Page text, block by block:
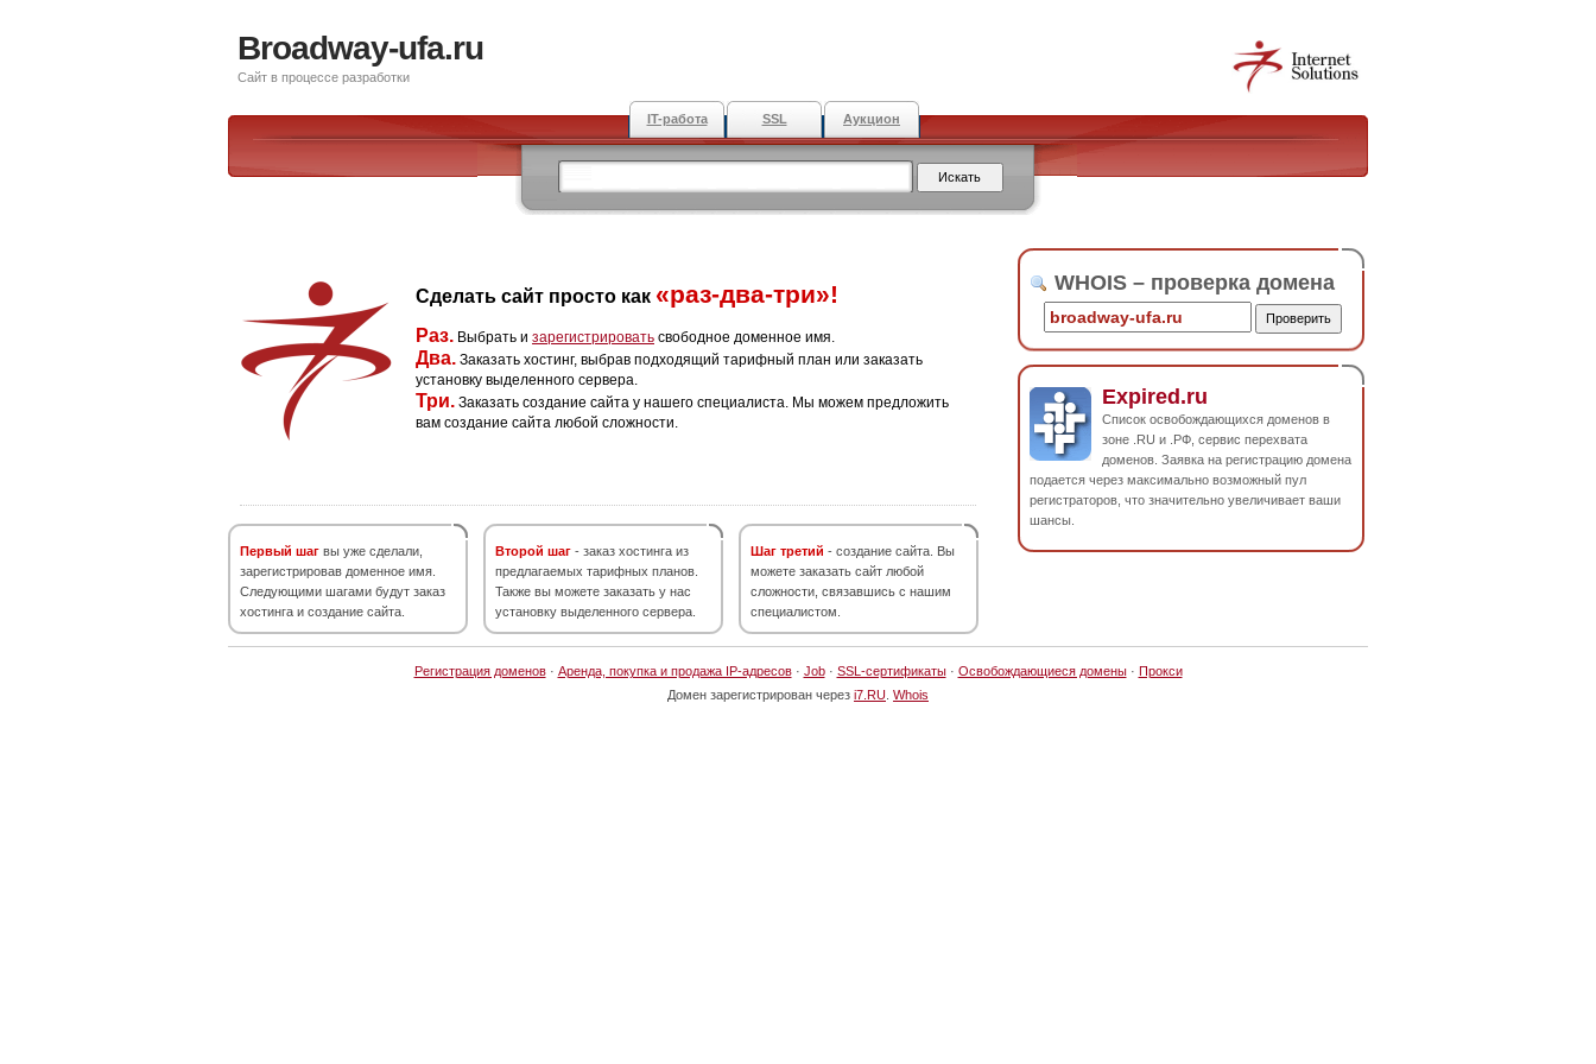
Broadway-ufa.ru
Сайт в процессе разработки
IT-работа SSL Аукцион
Сделать сайт просто как «раз-два-три»!
Раз. Выбрать и зарегистрировать свободное доменное имя.
Два. Заказать хостинг, выбрав подходящий тарифный план или заказать
установку выделенного сервера.
Три. Заказать создание сайта у нашего специалиста. Мы можем предложить
вам создание сайта любой сложности.
Первый шаг вы уже сделали,
зарегистрировав доменное имя.
Следующими шагами будут заказ
хостинга и создание сайта.
Второй шаг - заказ хостинга из
предлагаемых тарифных планов.
Также вы можете заказать у нас
установку выделенного сервера.
Шаг третий - создание сайта. Вы
можете заказать сайт любой
сложности, связавшись с нашим
специалистом.
WHOIS – проверка домена
Expired.ru
Список освобождающихся доменов в
зоне .RU и .РФ, сервис перехвата
доменов. Заявка на регистрацию домена
подается через максимально возможный пул
регистраторов, что значительно увеличивает ваши
шансы.
Регистрация доменов· Аренда, покупка и продажа IP-адресов· Job· SSL-сертификаты· Освобождающиеся домены· Прокси
Домен зарегистрирован через i7.RU Whois